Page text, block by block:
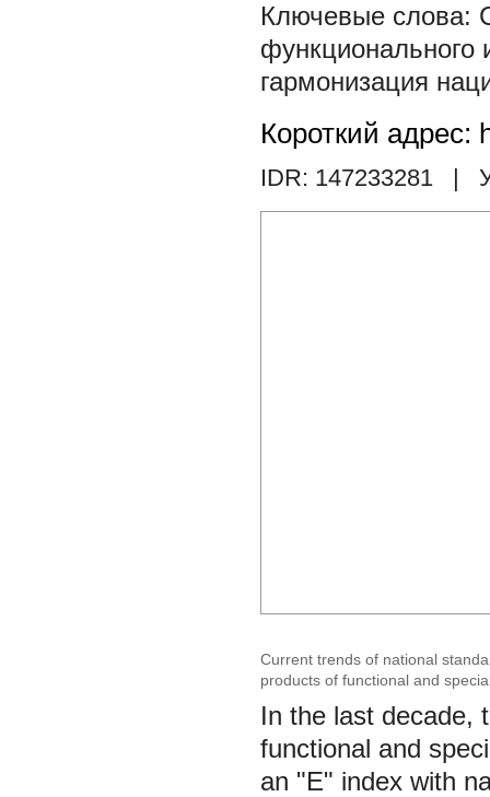
функционального
гармонизация
Короткий адрес:
IDR: 147233281 |
Current trends of national
products of functional and
In the last decade,
functional and
an "E" index with